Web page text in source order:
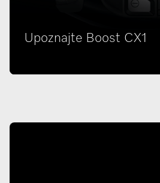
Upoznajte Boost CX1